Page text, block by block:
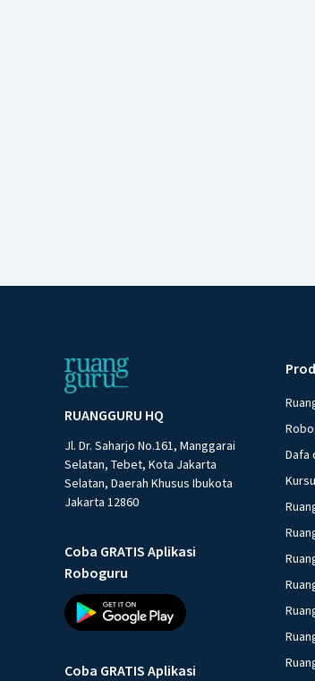
RUANGGURU HQ
Jl. Dr. Saharjo No.161, Manggarai
Selatan, Tebet, Kota Jakarta
Selatan, Daerah Khusus Ibukota
Jakarta 12860
Coba GRATIS Aplikasi
Roboguru
Coba GRATIS Aplikasi
Dafa